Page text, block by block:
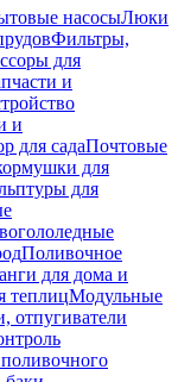
насосыЛюки
Фильтры,
для
и
и
для садаПочтовые
для
для
Поливочное
для дома и
теплицМодульные
отпугиватели